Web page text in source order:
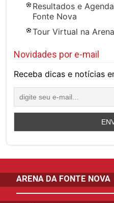
Resultados e
Fonte Nova
Tour Virtual na
Novidades por e-mail
Receba dicas e notícias
ARENA DA FONTE NOVA